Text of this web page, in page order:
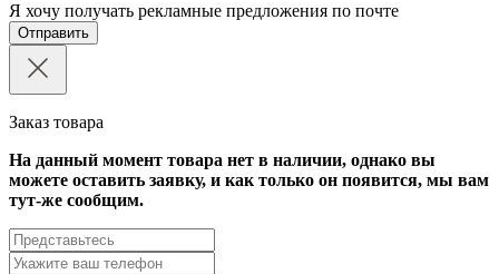
Я хочу получать рекламные предложения по почте
Отправить
Заказ товара
На данный момент товара нет в наличии, однако вы
можете оставить заявку, и как только он появится, мы вам
тут-же сообщим.